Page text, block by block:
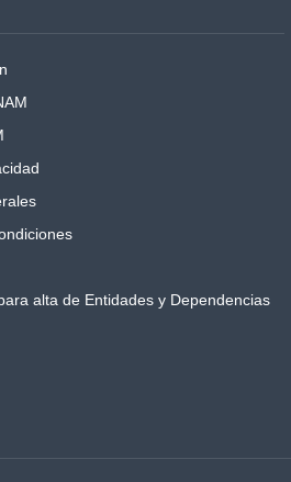
alta de Entidades y Dependencias